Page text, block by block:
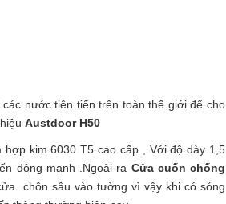
nước tiên tiến trên toàn thế giới để cho
Austdoor H50
kim 6030 T5 cao cấp , Với độ dày 1,5
động mạnh .Ngoài ra Cửa cuốn chống
chôn sâu vào tường vì vậy khi có sóng